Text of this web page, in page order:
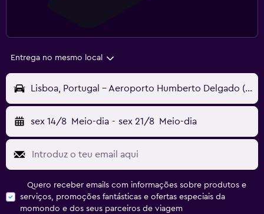
Entrega no mesmo local
Lisboa, Portugal - Aeroporto Humberto Delgado (LIS)
sex 14/8 Meio-dia - sex 21/8 Meio-dia
Quero receber emails com informações sobre produtos e
serviços, promoções fantásticas e ofertas especiais da
momondo e dos seus parceiros de viagem